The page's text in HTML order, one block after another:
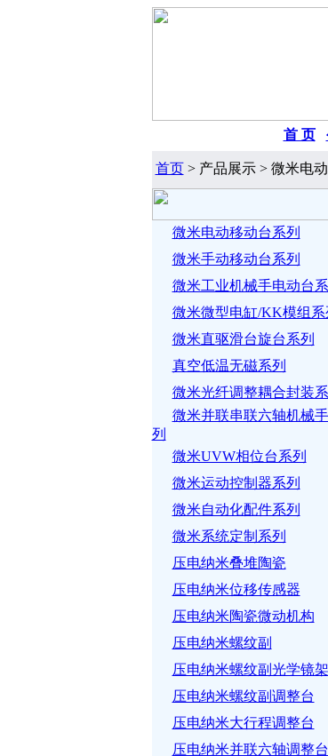
首 页|
首页> 产品展示 > 微米电
微米电动移动台系列
微米手动移动台系列
微米工业机械手电动台
微米微型电缸/KK模组系
微米直驱滑台旋台系列
真空低温无磁系列
微米光纤调整耦合封装
微米并联串联六轴机械
列
微米UVW相位台系列
微米运动控制器系列
微米自动化配件系列
微米系统定制系列
压电纳米叠堆陶瓷
压电纳米位移传感器
压电纳米陶瓷微动机构
压电纳米螺纹副
压电纳米螺纹副光学镜架
压电纳米螺纹副调整台
压电纳米大行程调整台
压电纳米并联六轴调整台